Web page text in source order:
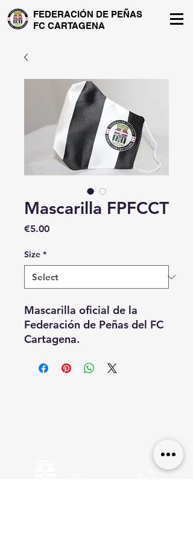
FEDERACIÓN DE PEÑAS
FC CARTAGENA
Mascarilla FPFCCT
€5.00Price
Size *
Mascarilla oficial de la
Federación de Peñas del FC
Cartagena.